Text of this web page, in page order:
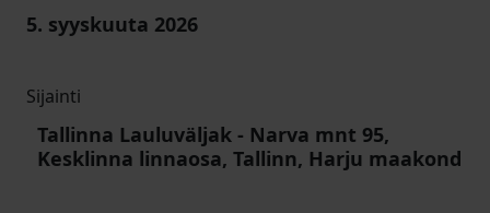
5. syyskuuta 2026
Sijainti
Tallinna Lauluväljak - Narva mnt 95,
Kesklinna linnaosa, Tallinn, Harju maakond